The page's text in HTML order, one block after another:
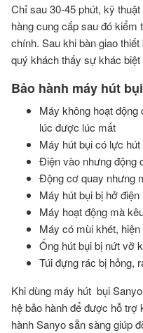
Chỉ sau 30-45 phút, kỹ
hàng cung cấp sau đó
chính. Sau khi bàn giao
quý khách thấy sự khác
Bảo hành máy hút
Máy không hoạt
lúc được lúc mất
Máy hút bụi có lực
Điện vào nhưng động
Động cơ quay nhưng
Máy hút bụi bị hở điện
Máy hoạt động mà
Máy có mùi khét,
Ống hút bụi bị nứt vỡ
Túi đựng rác bị hỏng,
Khi dùng máy hút bụi
hệ bảo hành để được hỗ trợ
hành Sanyosẵn sàng giúp